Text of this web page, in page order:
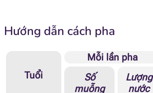
[popup_anything
id="2685"]
0.19 g
id="1958"]
45 mg
Hướng dẫn cách pha
Tuổi
Mỗi lần pha
Số
muỗng
Lượng
nước